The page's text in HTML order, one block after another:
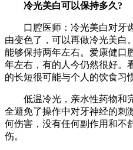
冷光美白可以保持多久?
口腔医师：冷光美白对牙
由变色了，可以再做冷光美白
能够保持两年左右。爱康健口
年左右，有的人今仍然很好。
的长短很可能与个人的饮食习
低温冷光，亲水性药物和
全避免了操作中对牙神经的刺
何伤害，没有任何副作用和不
伤。